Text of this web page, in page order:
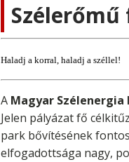
Haladj a korral, haladj a széllel!
A Magyar Szélenergia
Jelen pályázat fő
park bővítésének
elfogadottsága nagy,